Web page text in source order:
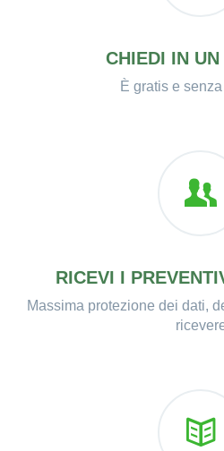
CHIEDI IN
È gratis e
RICEVI I
Massima protezione dei dati,